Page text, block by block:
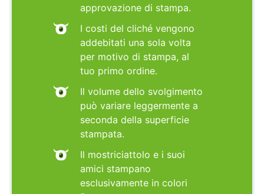
approvazione di stampa.
I costi del cliché vengono
addebitati una sola volta
per motivo di stampa, al
tuo primo ordine.
Il volume dello svolgimento
può variare leggermente a
seconda della superficie
stampata.
Il mostriciattolo e i suoi
amici stampano
esclusivamente in colori